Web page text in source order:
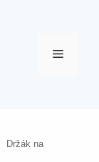
Menu
Držák na